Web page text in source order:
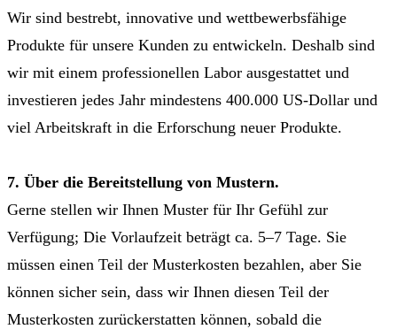
Wir sind bestrebt, innovative und wettbewerbsfähige
Produkte für unsere Kunden zu entwickeln. Deshalb sind
wir mit einem professionellen Labor ausgestattet und
investieren jedes Jahr mindestens 400.000 US-Dollar und
viel Arbeitskraft in die Erforschung neuer Produkte.
7. Über die Bereitstellung von Mustern.
Gerne stellen wir Ihnen Muster für Ihr Gefühl zur
Verfügung; Die Vorlaufzeit beträgt ca. 5–7 Tage. Sie
müssen einen Teil der Musterkosten bezahlen, aber Sie
können sicher sein, dass wir Ihnen diesen Teil der
Musterkosten zurückerstatten können, sobald die